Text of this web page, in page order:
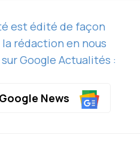
est édité de façon
rédaction en nous
Google Actualités :
News